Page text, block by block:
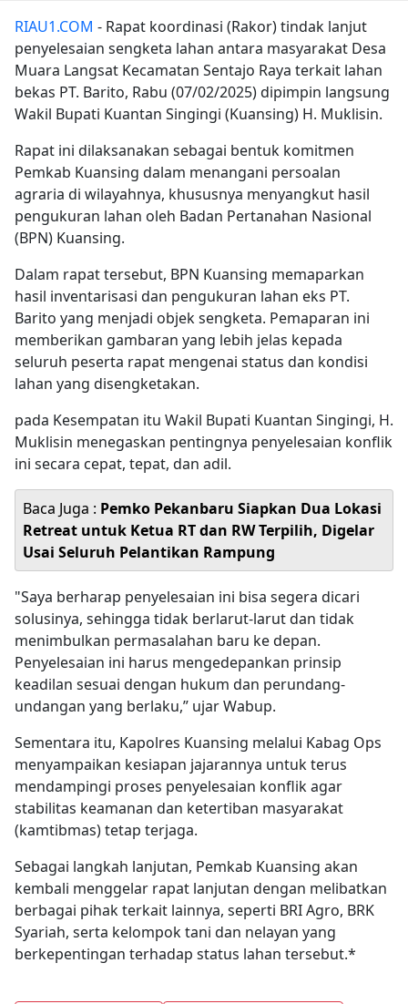
RIAU1.COM - Rapat koordinasi (Rakor) tindak lanjut
penyelesaian sengketa lahan antara masyarakat Desa
Muara Langsat Kecamatan Sentajo Raya terkait lahan
bekas PT. Barito, Rabu (07/02/2025) dipimpin langsung
Wakil Bupati Kuantan Singingi (Kuansing) H. Muklisin.
Rapat ini dilaksanakan sebagai bentuk komitmen
Pemkab Kuansing dalam menangani persoalan
agraria di wilayahnya, khususnya menyangkut hasil
pengukuran lahan oleh Badan Pertanahan Nasional
(BPN) Kuansing.
Dalam rapat tersebut, BPN Kuansing memaparkan
hasil inventarisasi dan pengukuran lahan eks PT.
Barito yang menjadi objek sengketa. Pemaparan ini
memberikan gambaran yang lebih jelas kepada
seluruh peserta rapat mengenai status dan kondisi
lahan yang disengketakan.
pada Kesempatan itu Wakil Bupati Kuantan Singingi, H.
Muklisin menegaskan pentingnya penyelesaian konflik
ini secara cepat, tepat, dan adil.
Baca Juga : Pemko Pekanbaru Siapkan Dua Lokasi
Retreat untuk Ketua RT dan RW Terpilih, Digelar
Usai Seluruh Pelantikan Rampung
"Saya berharap penyelesaian ini bisa segera dicari
solusinya, sehingga tidak berlarut-larut dan tidak
menimbulkan permasalahan baru ke depan.
Penyelesaian ini harus mengedepankan prinsip
keadilan sesuai dengan hukum dan perundang-
undangan yang berlaku,” ujar Wabup.
Sementara itu, Kapolres Kuansing melalui Kabag Ops
menyampaikan kesiapan jajarannya untuk terus
mendampingi proses penyelesaian konflik agar
stabilitas keamanan dan ketertiban masyarakat
(kamtibmas) tetap terjaga.
Sebagai langkah lanjutan, Pemkab Kuansing akan
kembali menggelar rapat lanjutan dengan melibatkan
berbagai pihak terkait lainnya, seperti BRI Agro, BRK
Syariah, serta kelompok tani dan nelayan yang
berkepentingan terhadap status lahan tersebut.*